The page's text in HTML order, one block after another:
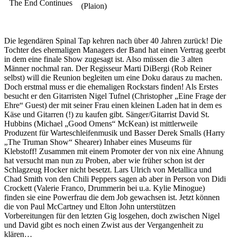
(Plaion)
Die legendären Spinal Tap kehren nach über 40 Jahren zurück! Die
Tochter des ehemaligen Managers der Band hat einen Vertrag geerbt
in dem eine finale Show zugesagt ist. Also müssen die 3 alten
Männer nochmal ran. Der Regisseur Marti DiBergi (Rob Reiner
selbst) will die Reunion begleiten um eine Doku daraus zu machen.
Doch erstmal muss er die ehemaligen Rockstars finden! Als Erstes
besucht er den Gitarristen Nigel Tufnel (Christopher „Eine Frage der
Ehre“ Guest) der mit seiner Frau einen kleinen Laden hat in dem es
Käse und Gitarren (!) zu kaufen gibt. Sänger/Gitarrist David St.
Hubbins (Michael „Good Omens“ McKean) ist mittlerweile
Produzent für Warteschleifenmusik und Basser Derek Smalls (Harry
„The Truman Show“ Shearer) Inhaber eines Museums für
Klebstoff! Zusammen mit einem Promoter der von nix eine Ahnung
hat versucht man nun zu Proben, aber wie früher schon ist der
Schlagzeug Hocker nicht besetzt. Lars Ulrich von Metallica und
Chad Smith von den Chili Peppers sagen ab aber in Person von Didi
Crockett (Valerie Franco, Drummerin bei u.a. Kylie Minogue)
finden sie eine Powerfrau die dem Job gewachsen ist. Jetzt können
die von Paul McCartney und Elton John unterstützen
Vorbereitungen für den letzten Gig losgehen, doch zwischen Nigel
und David gibt es noch einen Zwist aus der Vergangenheit zu
klären…